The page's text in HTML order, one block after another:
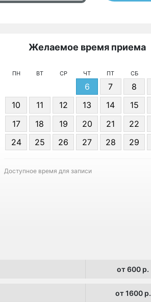
Желаемое время приема
ПН ВТ СР ЧТ ПТ СБ
6 7 8
10
11 12 13 14 15
17
18 19 20 21 22
24
25 26 27 28 29
Доступное время для записи
от 600 p.
от 1600 p.